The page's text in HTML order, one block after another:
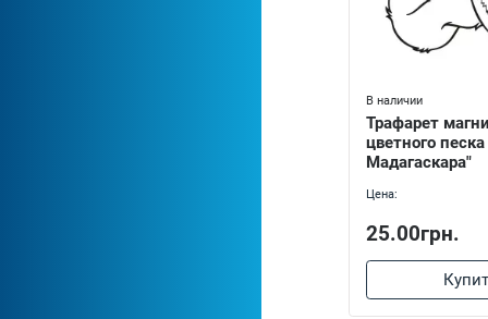
В наличии
Трафарет
цветного
Мадагаскара"
Цена:
25.00грн.